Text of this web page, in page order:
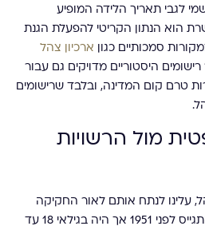
לגבי תאריך הלידה המופיע
הוא הנתון הקריטי להפעלת הגנת
סמכותיים כגון ארכיון צהל
רישומים היסטוריים מדויקים גם עבור
טרם קום המדינה, ובלבד שרישומים
מול הרשויות
לנתח אותם לאור החקיקה
הפולנית. אם עולה כי הסב התגייס לפני 1951 אך היה בגילאי 18 עד